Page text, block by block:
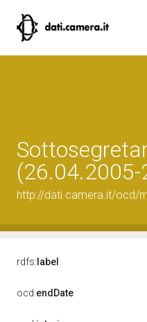
http://dati.camera.it/ocd/
rdfs: label
ocd:endDate